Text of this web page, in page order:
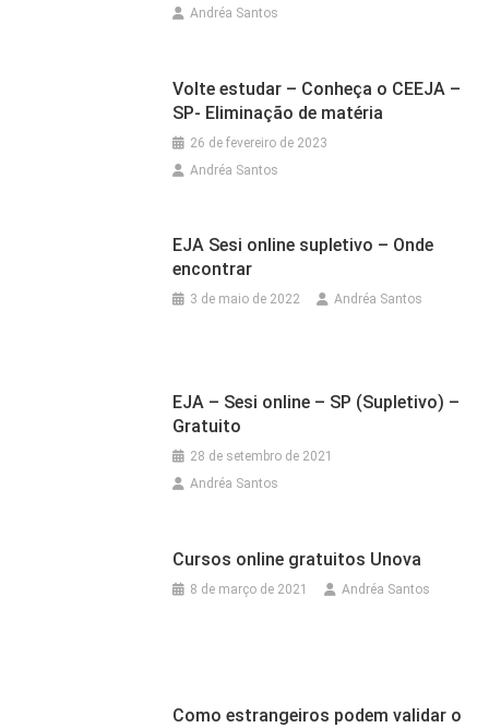
Andréa Santos
Volte estudar – Conheça o CEEJA –
SP- Eliminação de matéria
26 de fevereiro de 2023
Andréa Santos
EJA Sesi online supletivo – Onde
encontrar
3 de maio de 2022 Andréa Santos
EJA – Sesi online – SP (Supletivo) –
Gratuito
28 de setembro de 2021
Andréa Santos
Cursos online gratuitos Unova
8 de março de 2021 Andréa Santos
Como estrangeiros podem validar o